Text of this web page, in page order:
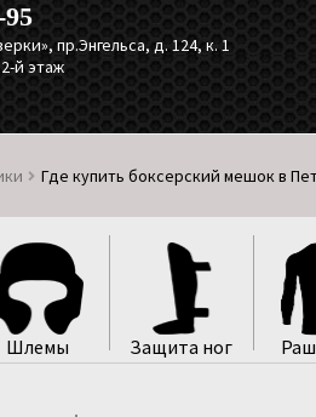
пр.Энгельса, д. 124, к. 1
й этаж
Где купить боксерский мешок в
Шлемы Защита ног